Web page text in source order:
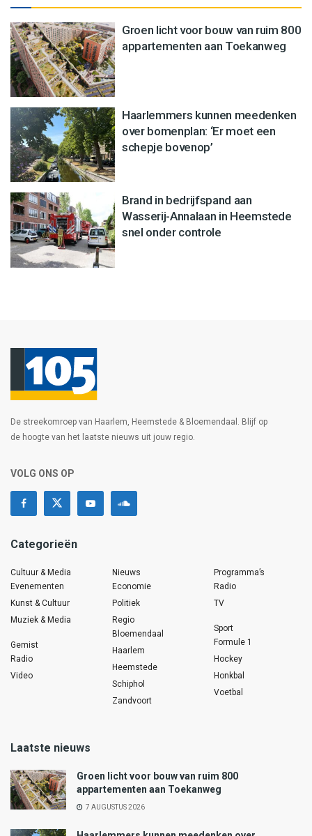
Groen licht voor bouw van ruim 800
appartementen aan Toekanweg
Haarlemmers kunnen meedenken
over bomenplan: ‘Er moet een
schepje bovenop’
Brand in bedrijfspand aan
Wasserij-Annalaan in Heemstede
snel onder controle
De streekomroep van Haarlem, Heemstede & Bloemendaal. Blijf op
de hoogte van het laatste nieuws uit jouw regio.
VOLG ONS OP
Categorieën
Cultuur & Media
Evenementen
Kunst & Cultuur
Muziek & Media
Gemist
Radio
Video
Nieuws
Economie
Politiek
Regio
Bloemendaal
Haarlem
Heemstede
Schiphol
Zandvoort
Programma’s
Radio
TV
Sport
Formule 1
Hockey
Honkbal
Voetbal
Laatste nieuws
Groen licht voor bouw van ruim 800
appartementen aan Toekanweg
7 AUGUSTUS 2026